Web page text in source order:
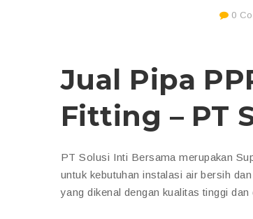
0
Jual Pipa
Fitting – PT
PT Solusi Inti Bersama merupakan
untuk kebutuhan instalasi air bersih
yang dikenal dengan kualitas tinggi